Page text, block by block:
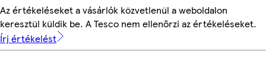
Az értékeléseket a vásárlók közvetlenül a weboldalon
keresztül küldik be. A Tesco nem ellenőrzi az értékeléseket.
Írj értékelést